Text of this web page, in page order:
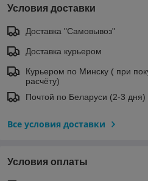
Условия доставки
Доставка "Самовывоз"
Доставка курьером
Курьером по Минску ( при
расчёту)
Почтой по Беларуси (2-3 дня)
Все условия доставки
Условия оплаты